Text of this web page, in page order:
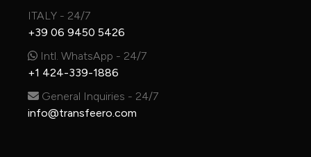
ITALY - 24/7
+39 06 9450 5426
Intl. WhatsApp - 24/7
+1 424-339-1886
General Inquiries - 24/7
info@transfeero.com